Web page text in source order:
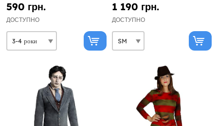
590 грн.
ДОСТУПНО
1 190 грн.
ДОСТУПНО